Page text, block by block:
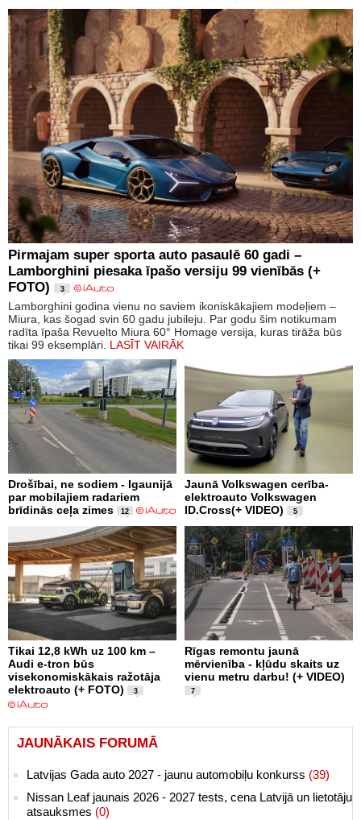
Pirmajam super sporta auto pasaulē 60 gadi –
Lamborghini piesaka īpašo versiju 99 vienībās (+
FOTO)
3
Lamborghini godina vienu no saviem ikoniskākajiem modeļiem –
Miura, kas šogad svin 60 gadu jubileju. Par godu šim notikumam
radīta īpaša Revuelto Miura 60° Homage versija, kuras tirāža būs
tikai 99 eksemplāri. LASĪT VAIRĀK
Drošībai, ne sodiem - Igaunijā
par mobilajiem radariem
brīdinās ceļa zimes
12
Jaunā Volkswagen cerība-
elektroauto Volkswagen
ID.Cross(+ VIDEO)
5
Tikai 12,8 kWh uz 100 km –
Audi e-tron būs
visekonomiskākais ražotāja
elektroauto (+ FOTO)
3
Rīgas remontu jaunā
mērvienība - kļūdu skaits uz
vienu metru darbu! (+ VIDEO)
7
JAUNĀKAIS FORUMĀ
Latvijas Gada auto 2027 - jaunu automobiļu konkurss (39)
Nissan Leaf jaunais 2026 - 2027 tests, cena Latvijā un lietotāju
atsauksmes (0)